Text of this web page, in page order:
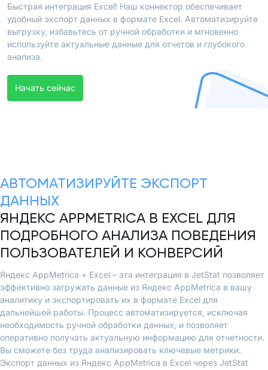
Быстрая интеграция Excel! Наш коннектор обеспечивает
удобный экспорт данных в формате Excel. Автоматизируйте
выгрузку, избавьтесь от ручной обработки и мгновенно
используйте актуальные данные для отчетов и глубокого
анализа.
Начать сейчас
АВТОМАТИЗИРУЙТЕ ЭКСПОРТ
ДАННЫХ
ЯНДЕКС APPMETRICA В EXCEL ДЛЯ
ПОДРОБНОГО АНАЛИЗА ПОВЕДЕНИЯ
ПОЛЬЗОВАТЕЛЕЙ И КОНВЕРСИЙ
Яндекс AppMetrica + Excel – эта интеграция в JetStat позволяет
эффективно загружать данные из Яндекс AppMetrica в вашу
аналитику и экспортировать их в формате Excel для
дальнейшей работы. Процесс автоматизируется, исключая
необходимость ручной обработки данных, и позволяет
оперативно получать актуальную информацию для отчетности.
Вы сможете без труда анализировать ключевые метрики.
Экспорт данных из Яндекс AppMetrica в Excel через JetStat